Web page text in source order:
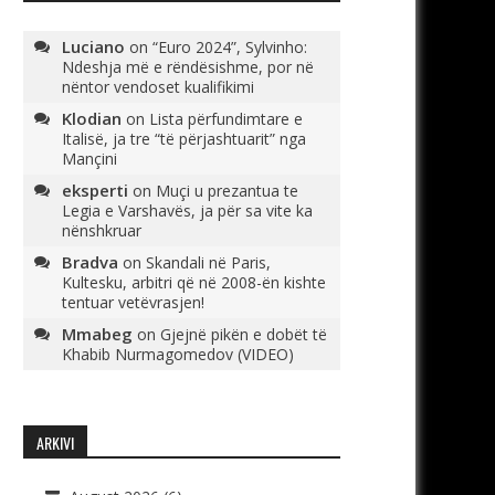
Luciano on “Euro 2024”, Sylvinho:
Ndeshja më e rëndësishme, por në
nëntor vendoset kualifikimi
Klodian on Lista përfundimtare e
Italisë, ja tre “të përjashtuarit” nga
Mançini
eksperti on Muçi u prezantua te
Legia e Varshavës, ja për sa vite ka
nënshkruar
Bradva on Skandali në Paris,
Kultesku, arbitri që në 2008-ën kishte
tentuar vetëvrasjen!
Mmabeg on Gjejnë pikën e dobët të
Khabib Nurmagomedov (VIDEO)
ARKIVI